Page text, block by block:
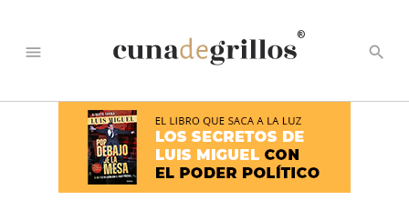
menu
®
search